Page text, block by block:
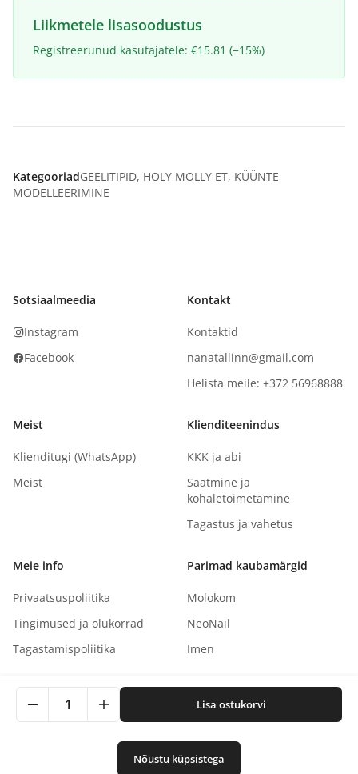
Liikmetele lisasoodustus
Registreerunud kasutajatele: €15.81 (−15%)
1 Lisa ostukorvi
KategooriadGEELITIPID, HOLY MOLLY ET, KÜÜNTE
MODELLEERIMINE
Sotsiaalmeedia
Instagram
Facebook
Kontakt
Kontaktid
nanatallinn@gmail.com
Helista meile: +372 56968888
Meist
Klienditugi (WhatsApp)
Meist
Klienditeenindus
KKK ja abi
Saatmine ja
kohaletoimetamine
Tagastus ja vahetus
Meie info
Privaatsuspoliitika
Tingimused ja olukorrad
Tagastamispoliitika
Parimad kaubamärgid
Molokom
NeoNail
Imen
Autoriõigus©2026NaNails.eu Kõik õigused kaitstud
See sait kasutab küpsiseid teie kogemuse parandamiseks.
Klõpsates nõustute meie privaatsuspoliitikaga.
Nõustu küpsistega